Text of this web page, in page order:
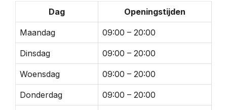
Dag Openingstijden
Maandag 09:00 – 20:00
Dinsdag 09:00 – 20:00
Woensdag 09:00 – 20:00
Donderdag 09:00 – 20:00